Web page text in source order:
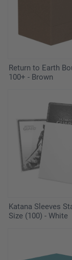
Return to Earth
100+ - Brown
Katana Sleeves
Size (100) - White